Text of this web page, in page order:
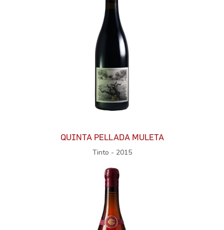
QUINTA PELLADA MULETA
Tinto - 2015